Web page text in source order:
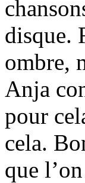
disque.
ombre,
Anja
pour
cela.
que